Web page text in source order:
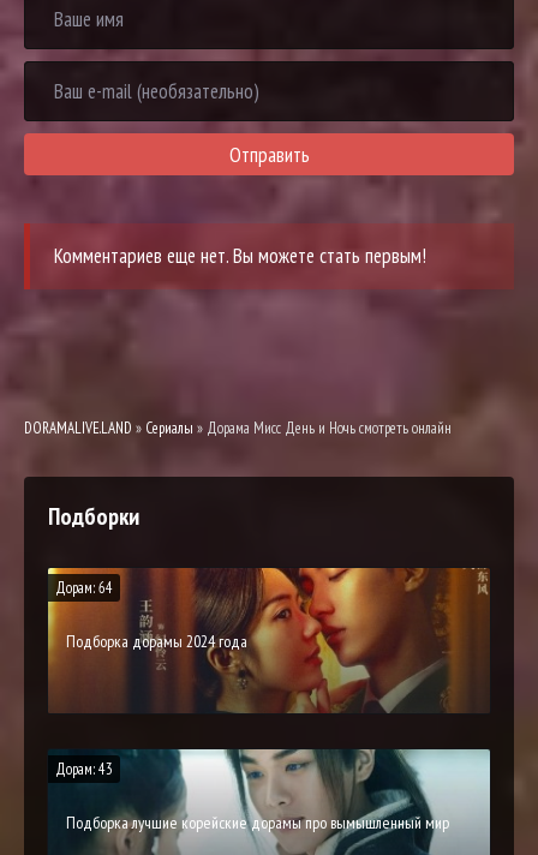
Отправить
Комментариев еще нет. Вы можете стать первым!
DORAMALIVE.LAND » Сериалы » Дорама Мисс День и Ночь смотреть онлайн
Подборки
Дорам: 64
Подборка дорамы 2024 года
Дорам: 43
Подборка лучшие корейские дорамы про вымышленный мир